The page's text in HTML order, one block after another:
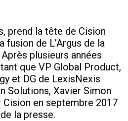
prend la tête de Cision
fusion de L’Argus de la
plusieurs années
que VP Global Product,
et DG de LexisNexis
Solutions, Xavier Simon
en septembre 2017
la presse.